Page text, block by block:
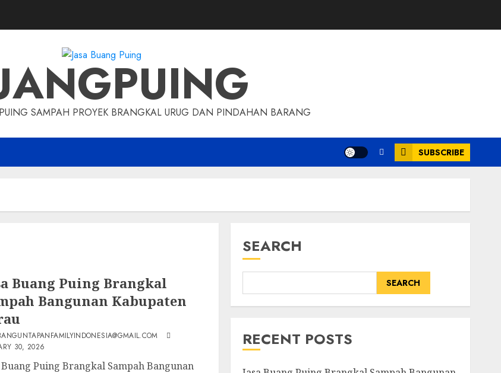
SAMPAH PROYEK BRANGKAL URUG DAN PINDAHAN BARANG
SUBSCRIBE
Buang Puing Brangkal
Bangunan Kabupaten
30, 2026
Buang Puing Brangkal Sampah Bangunan
SEARCH
SEARCH
RECENT POSTS